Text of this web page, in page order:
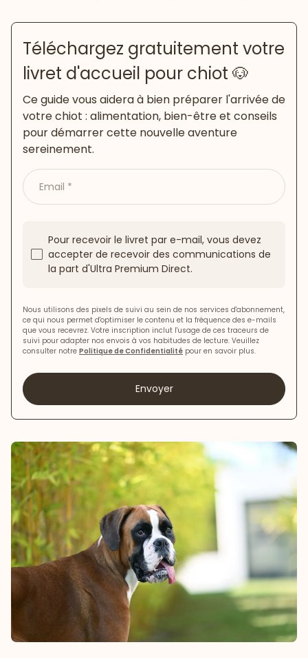
Téléchargez gratuitement votre
livret d'accueil pour chiot 🐶
Ce guide vous aidera à bien préparer l'arrivée de
votre chiot : alimentation, bien-être et conseils
pour démarrer cette nouvelle aventure
sereinement.
Email
Pour recevoir le livret par e-mail, vous devez
accepter de recevoir des communications de
la part d'Ultra Premium Direct.
Nous utilisons des pixels de suivi au sein de nos services d'abonnement,
ce qui nous permet d'optimiser le contenu et la fréquence des e-mails
que vous recevrez. Votre inscription inclut l'usage de ces traceurs de
suivi pour adapter nos envois à vos habitudes de lecture. Veuillez
consulter notre Politique de Confidentialité pour en savoir plus.
Envoyer